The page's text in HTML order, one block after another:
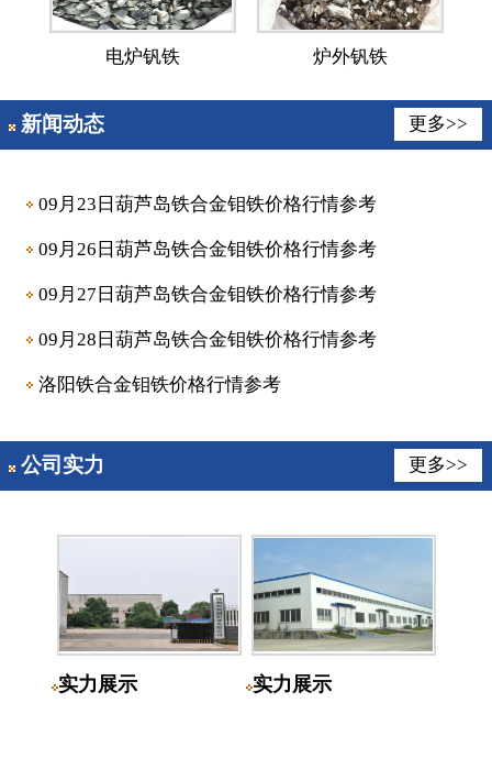
电炉钒铁 炉外钒铁
新闻动态 更多>>
09月23日葫芦岛铁合金钼铁价格行情参考
09月26日葫芦岛铁合金钼铁价格行情参考
09月27日葫芦岛铁合金钼铁价格行情参考
09月28日葫芦岛铁合金钼铁价格行情参考
洛阳铁合金钼铁价格行情参考
公司实力 更多>>
实力展示 实力展示